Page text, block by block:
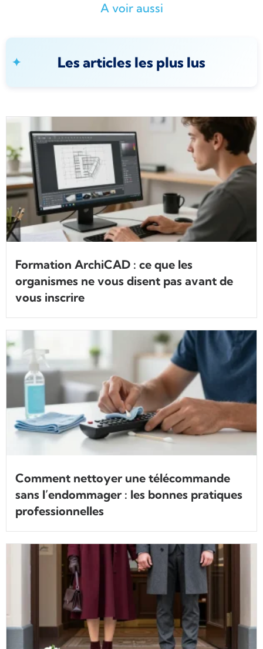
A voir aussi
Les articles les plus lus
Formation ArchiCAD : ce que les
organismes ne vous disent pas avant de
vous inscrire
Comment nettoyer une télécommande
sans l’endommager : les bonnes pratiques
professionnelles